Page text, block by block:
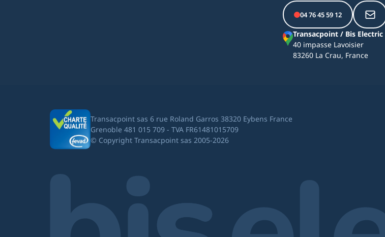
04 76 45 59 12
Transacpoint / Bis Electric
40 impasse Lavoisier
83260 La Crau, France
Transacpoint sas 6 rue Roland Garros 38320 Eybens France
Grenoble 481 015 709 - TVA FR61481015709
© Copyright Transacpoint sas 2005-2026